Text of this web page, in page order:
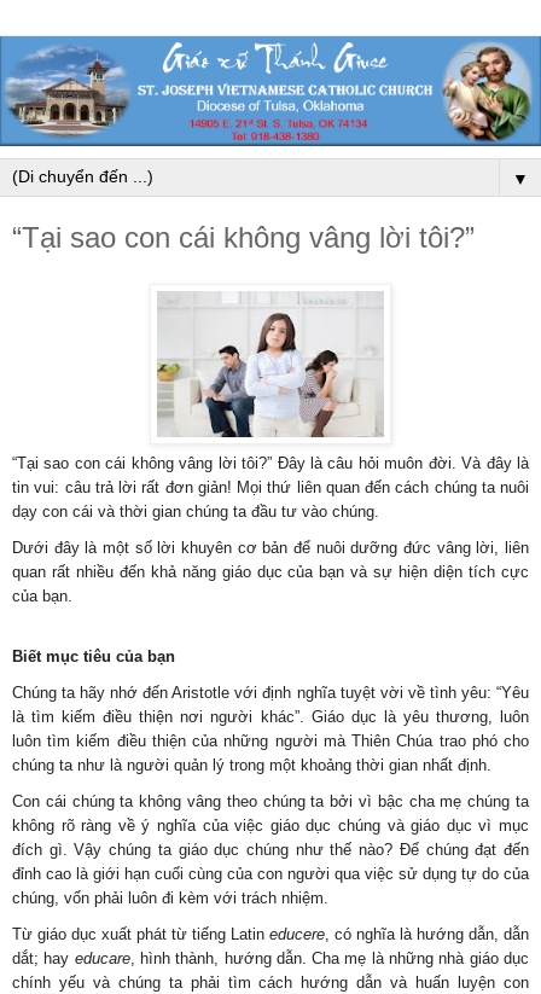
▼
“Tại sao con cái không vâng lời tôi?”
“Tại sao con cái không vâng lời tôi?” Đây là câu hỏi muôn đời. Và đây là
tin vui: câu trả lời rất đơn giản! Mọi thứ liên quan đến cách chúng ta nuôi
dạy con cái và thời gian chúng ta đầu tư vào chúng.
Dưới đây là một số lời khuyên cơ bản để nuôi dưỡng đức vâng lời, liên
quan rất nhiều đến khả năng giáo dục của bạn và sự hiện diện tích cực
của bạn.
Biết mục tiêu của bạn
Chúng ta hãy nhớ đến Aristotle với định nghĩa tuyệt vời về tình yêu: “Yêu
là tìm kiếm điều thiện nơi người khác”. Giáo dục là yêu thương, luôn
luôn tìm kiếm điều thiện của những người mà Thiên Chúa trao phó cho
chúng ta như là người quản lý trong một khoảng thời gian nhất định.
Con cái chúng ta không vâng theo chúng ta bởi vì bậc cha mẹ chúng ta
không rõ ràng về ý nghĩa của việc giáo dục chúng và giáo dục vì mục
đích gì. Vậy chúng ta giáo dục chúng như thế nào? Để chúng đạt đến
đỉnh cao là giới hạn cuối cùng của con người qua việc sử dụng tự do của
chúng, vốn phải luôn đi kèm với trách nhiệm.
Từ giáo dục xuất phát từ tiếng Latin educere, có nghĩa là hướng dẫn, dẫn
dắt; hay educare, hình thành, hướng dẫn. Cha mẹ là những nhà giáo dục
chính yếu và chúng ta phải tìm cách hướng dẫn và huấn luyện con